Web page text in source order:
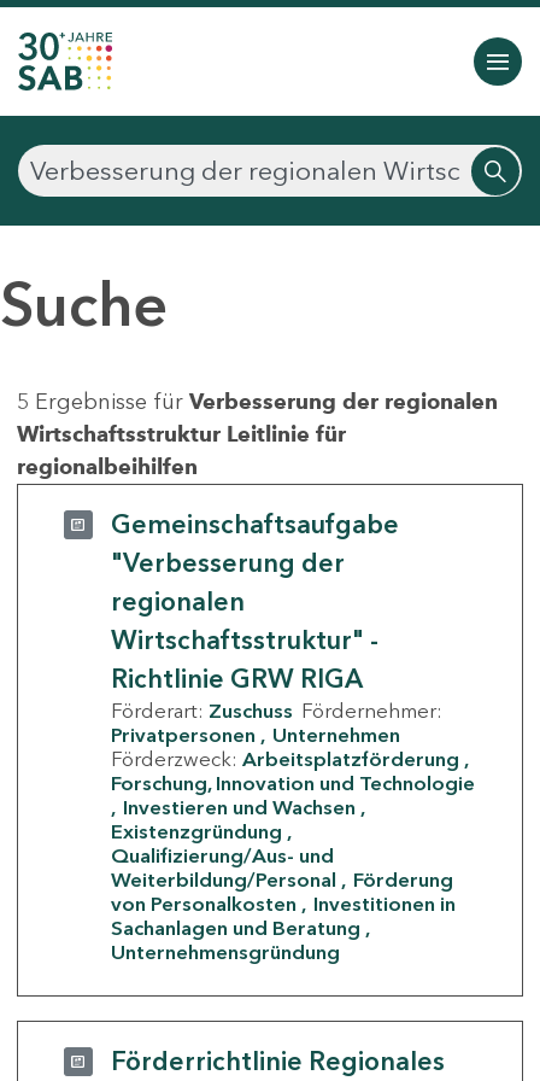
Suche
5 Ergebnisse für Verbesserung der regionalen
Wirtschaftsstruktur Leitlinie für
regionalbeihilfen
Gemeinschaftsaufgabe
"Verbesserung der
regionalen
Wirtschaftsstruktur" -
Richtlinie GRW RIGA
Förderart: Zuschuss Fördernehmer:
Privatpersonen
Unternehmen
Förderzweck: Arbeitsplatzförderung
Forschung, Innovation und Technologie
Investieren und Wachsen
Existenzgründung
Qualifizierung/Aus- und
Weiterbildung/Personal
Förderung
von Personalkosten
Investitionen in
Sachanlagen und Beratung
Unternehmensgründung
Förderrichtlinie Regionales